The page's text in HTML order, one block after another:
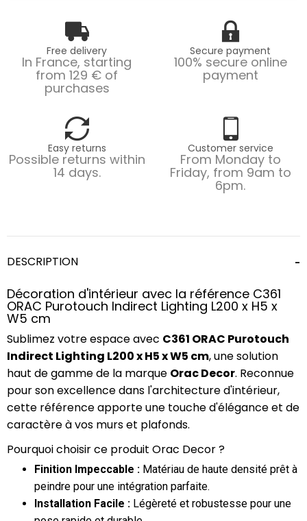
Free delivery
In France, starting
from 129 € of
purchases
Secure payment
100% secure online
payment
Easy returns
Possible returns within
14 days.
Customer service
From Monday to
Friday, from 9am to
6pm.
DESCRIPTION
Décoration d'intérieur avec la référence C361
ORAC Purotouch Indirect Lighting L200 x H5 x
W5 cm
Sublimez votre espace avec C361 ORAC Purotouch
Indirect Lighting L200 x H5 x W5 cm, une solution
haut de gamme de la marque Orac Decor. Reconnue
pour son excellence dans l'architecture d'intérieur,
cette référence apporte une touche d'élégance et de
caractère à vos murs et plafonds.
Pourquoi choisir ce produit Orac Decor ?
Finition Impeccable : Matériau de haute densité prêt à
peindre pour une intégration parfaite.
Installation Facile : Légèreté et robustesse pour une